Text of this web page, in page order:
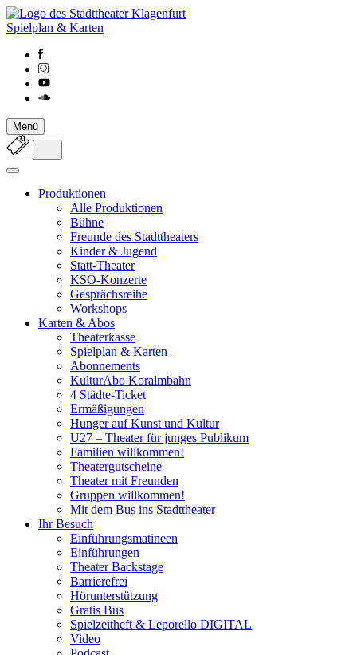
Spielplan & Karten
Menü
Produktionen
Alle Produktionen
Bühne
Freunde des Stadttheaters
Kinder & Jugend
Statt-Theater
KSO-Konzerte
Gesprächsreihe
Workshops
Karten & Abos
Theaterkasse
Spielplan & Karten
Abonnements
KulturAbo Koralmbahn
4 Städte-Ticket
Ermäßigungen
Hunger auf Kunst und Kultur
U27 – Theater für junges Publikum
Familien willkommen!
Theatergutscheine
Theater mit Freunden
Gruppen willkommen!
Mit dem Bus ins Stadttheater
Ihr Besuch
Einführungsmatineen
Einführungen
Theater Backstage
Barrierefrei
Hörunterstützung
Gratis Bus
Spielzeitheft & Leporello DIGITAL
Video